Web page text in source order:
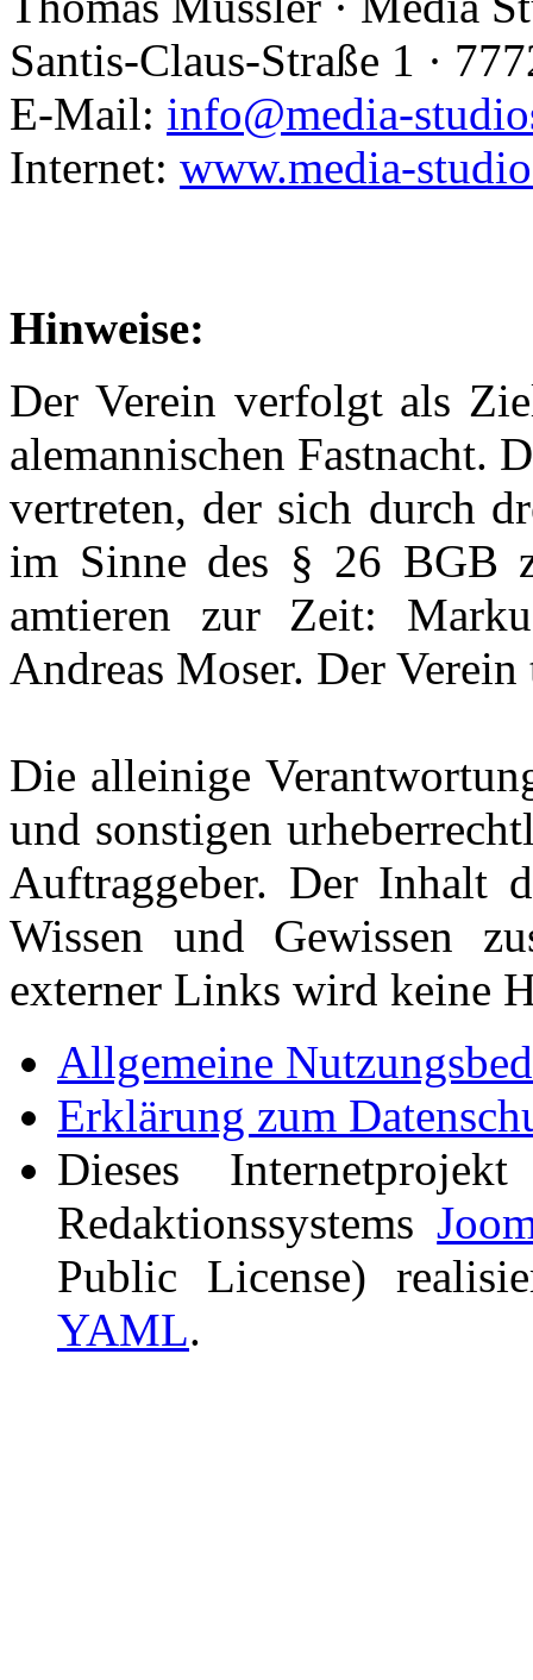
Santis-Claus-Straße 1 ·
E-Mail: info@media-
Internet: www.media-
Hinweise:
Der Verein verfolgt als
alemannischen Fastnacht.
vertreten, der sich durch
im Sinne des § 26 BGB
amtieren zur Zeit:
Andreas Moser. Der
Die alleinige
und sonstigen
Auftraggeber. Der Inhalt
Wissen und Gewissen
externer Links wird keine
Allgemeine
Erklärung zum
Dieses
Redaktionssystems
Public License)
YAML.